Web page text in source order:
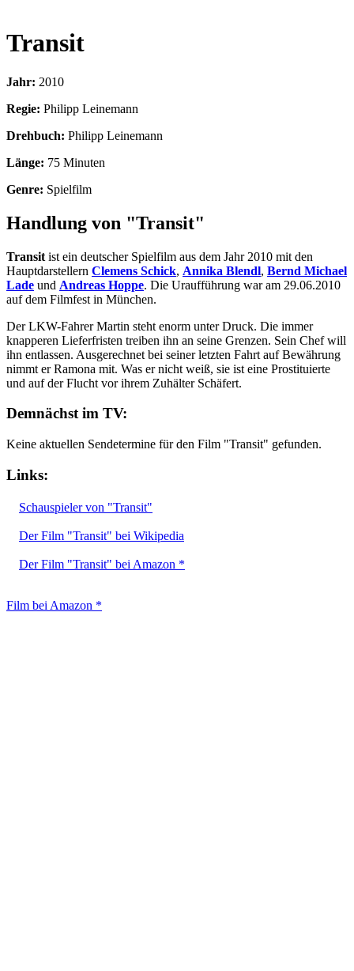
Transit
Jahr: 2010
Regie: Philipp Leinemann
Drehbuch: Philipp Leinemann
Länge: 75 Minuten
Genre: Spielfilm
Handlung von "Transit"
Transit ist ein deutscher Spielfilm aus dem Jahr 2010 mit den
Hauptdarstellern Clemens Schick, Annika Blendl, Bernd Michael
Lade und Andreas Hoppe. Die Uraufführung war am 29.06.2010
auf dem Filmfest in München.
Der LKW-Fahrer Martin steht enorm unter Druck. Die immer
knapperen Lieferfristen treiben ihn an seine Grenzen. Sein Chef will
ihn entlassen. Ausgerechnet bei seiner letzten Fahrt auf Bewährung
nimmt er Ramona mit. Was er nicht weiß, sie ist eine Prostituierte
und auf der Flucht vor ihrem Zuhälter Schäfert.
Demnächst im TV:
Keine aktuellen Sendetermine für den Film "Transit" gefunden.
Links:
Schauspieler von "Transit"
Der Film "Transit" bei Wikipedia
Der Film "Transit" bei Amazon *
Film bei Amazon *